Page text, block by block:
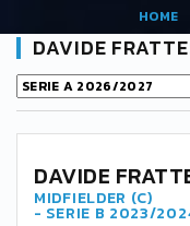
HOME
DAVIDE
DAVIDE
MIDFIELDER (C)
- SERIE B 2023/